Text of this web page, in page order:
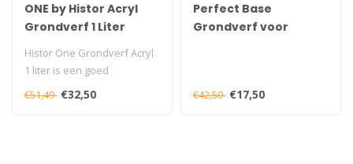
ONE by Histor Acryl
Grondverf 1 Liter
Histor One Grondverf Acryl
1 liter is een goed
schuurbare en
vochtregulerende pr..
€51,49 €32,50
Perfect Base
Grondverf voor
€42,50 €17,50